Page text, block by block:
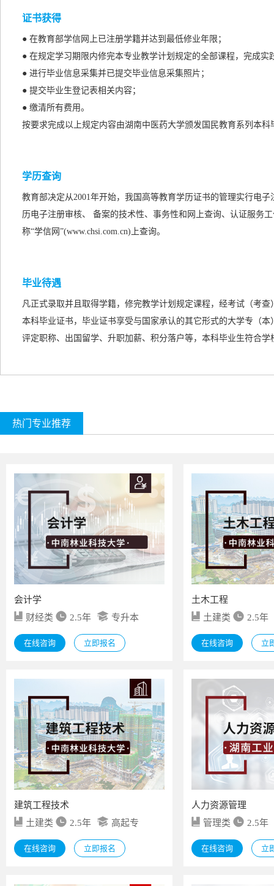
证书获得
● 在教育部学信网上已注册学籍并达到最低修业年限；
● 在规定学习期限内修完本专业教学计划规定的全部课程，完成
● 进行毕业信息采集并已提交毕业信息采集照片；
● 提交毕业生登记表相关内容；
● 缴清所有费用。
按要求完成以上规定内容由湖南中医药大学颁发国民教育系列本
学历查询
教育部决定从2001年开始，我国高等教育学历证书的管理实行电
历电子注册审核、 备案的技术性、事务性和网上查询、认证服务
称“学信网”(www.chsi.com.cn)上查询。
毕业待遇
凡正式录取并且取得学籍，修完教学计划规定课程，经考试（考
本科毕业证书，毕业证书享受与国家承认的其它形式的大学专（本
评定职称、出国留学、升职加薪、积分落户等，本科毕业生符合
热门专业推荐
会计学
财经类
2.5年 专升本
在线咨询 立即报名
土木工程
土建类
2.5年
在线咨询 立
建筑工程技术
土建类
2.5年 高起专
在线咨询 立即报名
人力资源管理
管理类
2.5年
在线咨询 立